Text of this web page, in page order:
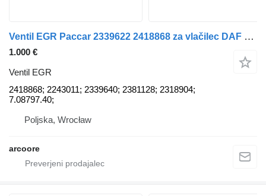
Ventil EGR Paccar 2339622 2418868 za vlačilec DAF XF, XD, XG
1.000 €
Ventil EGR
2418868; 2243011; 2339640; 2381128; 2318904;
7.08797.40;
Poljska, Wrocław
arcoore